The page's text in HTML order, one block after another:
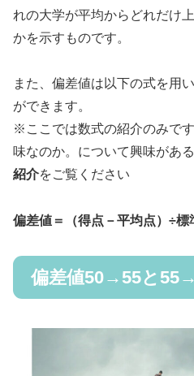
れの大学が平均からどれだけ
かを示すものです。
また、偏差値は以下の式を用
ができます。
※ここでは数式の紹介のみで
味なのか。について興味があ
紹介をご覧ください
偏差値＝（得点－平均点）÷標
偏差値50→55と